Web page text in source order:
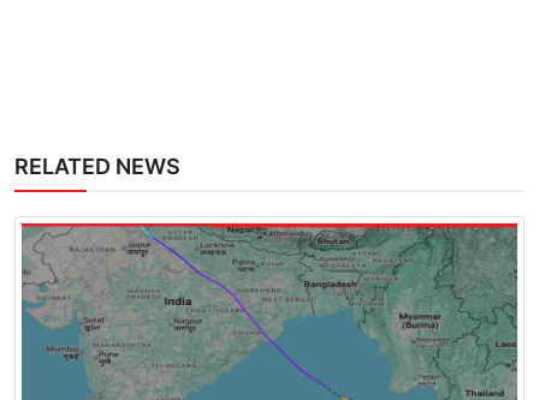
RELATED NEWS